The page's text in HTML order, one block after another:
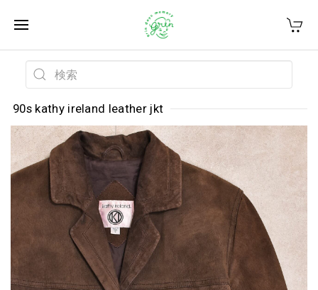
90s kathy ireland leather jkt